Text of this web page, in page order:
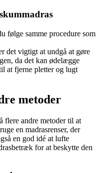
følge samme procedure som
det vigtigt at undgå at gøre
da det kan ødelægge
at fjerne pletter og lugt
metoder
flere andre metoder til at
en madrasrenser, der
en god idé at lufte
for at beskytte den